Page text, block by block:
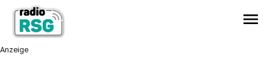
menu
Anzeige